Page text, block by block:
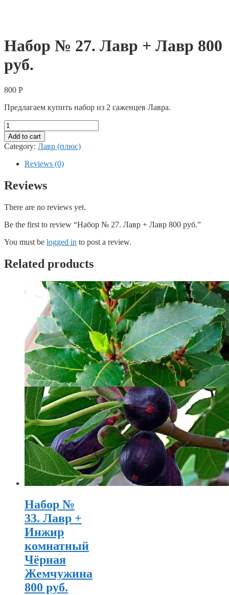
Набор № 27. Лавр + Лавр 800
руб.
800 Р
Предлагаем купить набор из 2 саженцев Лавра.
Набор
№
27.
Лавр
800
руб.
Add to cart
Category: Лавр (плюс)
Reviews (0)
Reviews
There are no reviews yet.
Be the first to review “Набор № 27. Лавр + Лавр 800 руб.”
You must be logged in to post a review.
Related products
Набор №
33. Лавр +
Инжир
комнатный
Чёрная
Жемчужина
800 руб.